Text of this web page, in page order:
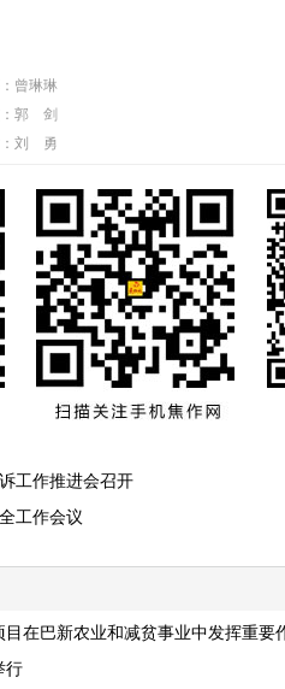
曾琳琳
郭 剑
刘 勇
工作推进会召开
工作会议
在巴新农业和减贫事业中发挥重要
行